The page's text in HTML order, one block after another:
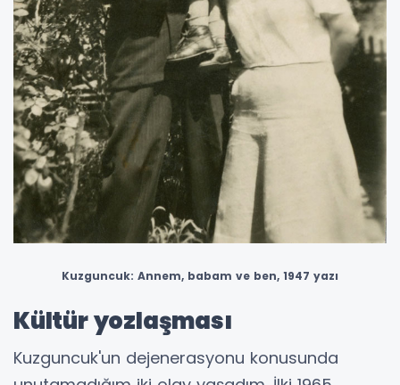
Kuzguncuk: Annem, babam ve ben, 1947 yazı
Kültür yozlaşması
Kuzguncuk'un dejenerasyonu konusunda